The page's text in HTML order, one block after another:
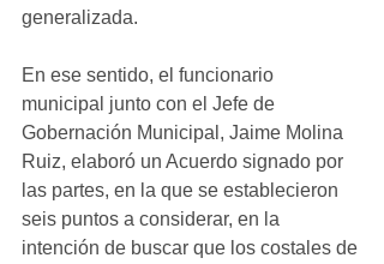
generalizada.
En ese sentido, el funcionario
municipal junto con el Jefe de
Gobernación Municipal, Jaime Molina
Ruiz, elaboró un Acuerdo signado por
las partes, en la que se establecieron
seis puntos a considerar, en la
intención de buscar que los costales de